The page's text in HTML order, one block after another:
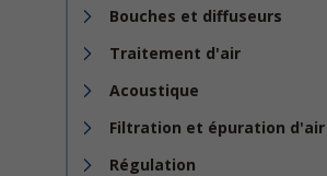
Bouches et diffuseurs
Traitement d'air
Acoustique
Filtration et épuration d'air
Régulation